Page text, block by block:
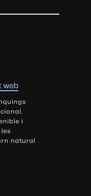
web
i
natural